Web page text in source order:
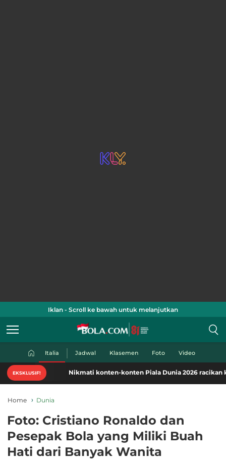
Iklan - Scroll ke bawah untuk melanjutkan
Italia Jadwal Klasemen Foto Video
EKSKLUSIF! Nikmati konten-konten Piala Dunia 2026 racikan khas
Home Dunia
Foto: Cristiano Ronaldo dan
Pesepak Bola yang Miliki Buah
Hati dari Banyak Wanita